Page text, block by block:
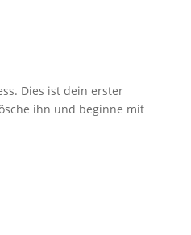
Dies ist dein erster
ihn und beginne mit